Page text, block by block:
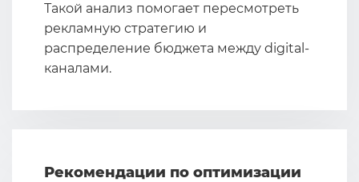
Такой анализ помогает пересмотреть
рекламную стратегию и
распределение бюджета между digital-
каналами.
Рекомендации по оптимизации